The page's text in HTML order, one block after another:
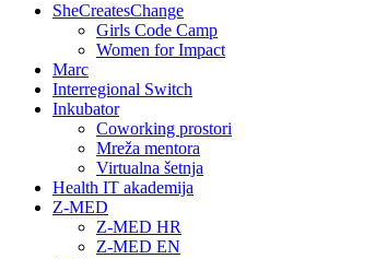
SheCreatesChange
Girls Code Camp
Women for Impact
Marc
Interregional Switch
Inkubator
Coworking prostori
Mreža mentora
Virtualna šetnja
Health IT akademija
Z-MED
Z-MED HR
Z-MED EN